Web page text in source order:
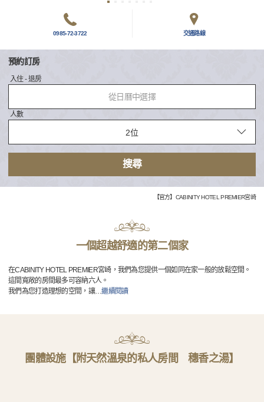
0985-72-3722 交通路線
預約訂房
入住 - 退房
從日曆中選擇
人數
搜尋
【官方】CABINITY HOTEL PREMIER宮崎
一個超越舒適的第二個家
在CABINITY HOTEL PREMIER宮崎，我們為您提供一個如同在家一般的放鬆空間。
這間寬敞的房間最多可容納六人。
我們為您打造理想的空間，讓…繼續閱讀
團體設施【附天然溫泉的私人房間 穗香之湯】